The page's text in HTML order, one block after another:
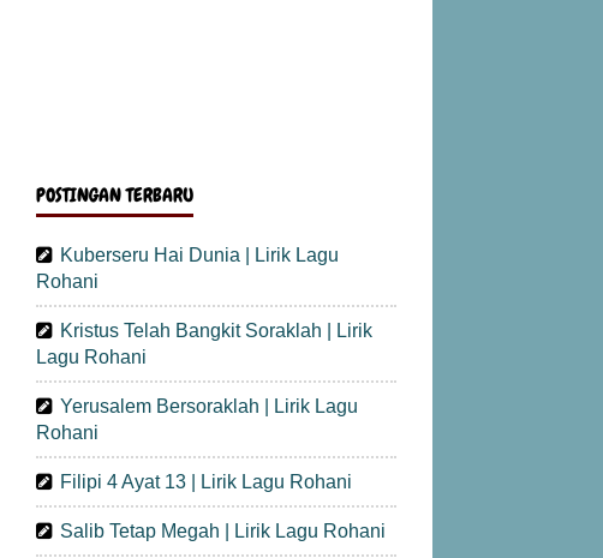
POSTINGAN TERBARU
Kuberseru Hai Dunia | Lirik Lagu
Rohani
Kristus Telah Bangkit Soraklah | Lirik
Lagu Rohani
Yerusalem Bersoraklah | Lirik Lagu
Rohani
Filipi 4 Ayat 13 | Lirik Lagu Rohani
Salib Tetap Megah | Lirik Lagu Rohani